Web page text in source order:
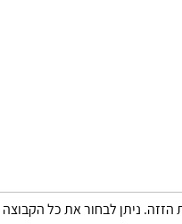
הזזה. ניתן לבחור את כל